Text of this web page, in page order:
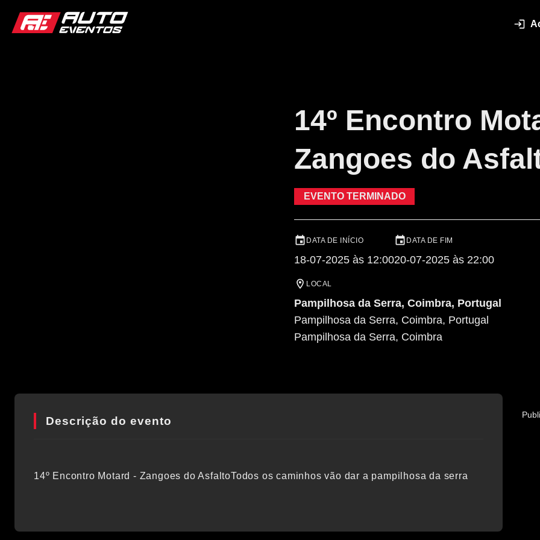
14º Encontro
Zangoes do
EVENTO TERMINADO
DATA DE INÍCIO
18-07-2025 às 12:00
DATA DE FIM
20-07-2025 às 22:00
LOCAL
Pampilhosa da Serra, Coimbra, Portugal
Pampilhosa da Serra, Coimbra, Portugal
Pampilhosa da Serra, Coimbra
Descrição do evento
14º Encontro Motard - Zangoes do AsfaltoTodos os caminhos vão dar a pampilhosa da serra